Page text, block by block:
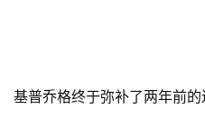
基普乔格终于弥补了两年前的